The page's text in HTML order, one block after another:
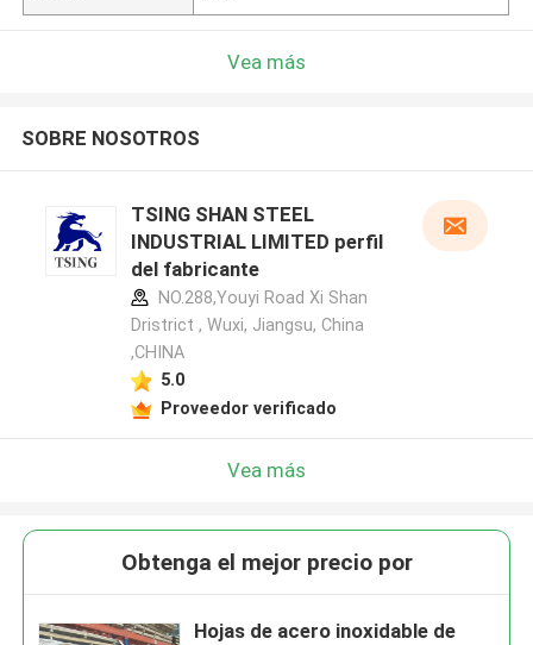
Vea más
SOBRE NOSOTROS
TSING SHAN STEEL
INDUSTRIAL LIMITED perfil
del fabricante
NO.288,Youyi Road Xi Shan
Dristrict , Wuxi, Jiangsu, China
,CHINA
5.0
Proveedor verificado
Vea más
Obtenga el mejor precio por
Hojas de acero inoxidable de